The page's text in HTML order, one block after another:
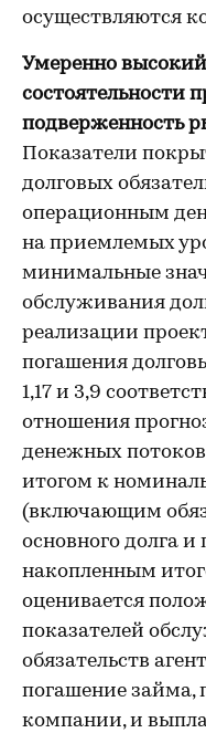
осуществляются
Умеренно
состоятельности
подверженность
Показатели
долговых
операционным
на приемлемых
минимальные
обслуживания
реализации
погашения
1,17 и 3,9
отношения
денежных
итогом к
(включающим
основного долга
накопленным
оценивается
показателей
обязательств
погашение займа,
компании, и